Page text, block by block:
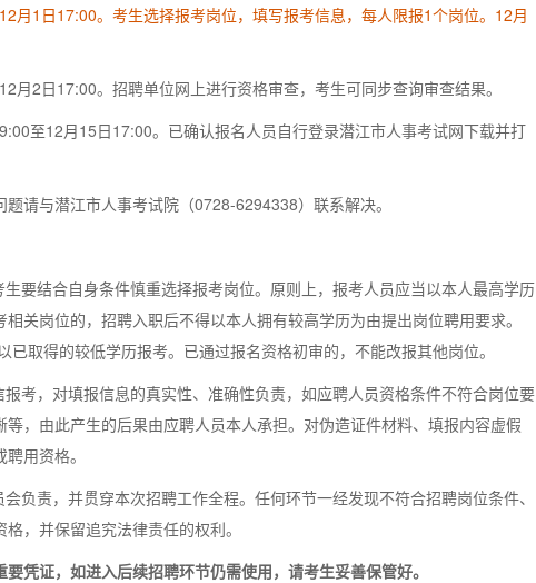
月1日17:00。考生选择报考岗位，填写报考信息，每人限报1个岗位。12月
月2日17:00。招聘单位网上进行资格审查，考生可同步查询审查结果。
至12月15日17:00。已确认报名人员自行登录潜江市人事考试网下载并打
请与潜江市人事考试院（0728-6294338）联系解决。
要结合自身条件慎重选择报考岗位。原则上，报考人员应当以本人最高学历
关岗位的，招聘入职后不得以本人拥有较高学历为由提出岗位聘用要求。
取得的较低学历报考。已通过报名资格初审的，不能改报其他岗位。
考，对填报信息的真实性、准确性负责，如应聘人员资格条件不符合岗位要
，由此产生的后果由应聘人员本人承担。对伪造证件材料、填报内容虚假
用资格。
负责，并贯穿本次招聘工作全程。任何环节一经发现不符合招聘岗位条件、
，并保留追究法律责任的权利。
凭证，如进入后续招聘环节仍需使用，请考生妥善保管好。